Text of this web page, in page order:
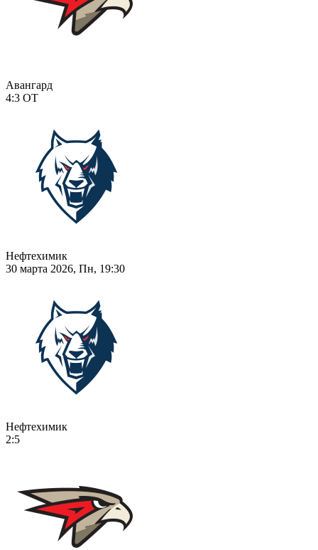
Авангард
4:3 ОТ
Нефтехимик
30 марта 2026, Пн, 19:30
Нефтехимик
2:5